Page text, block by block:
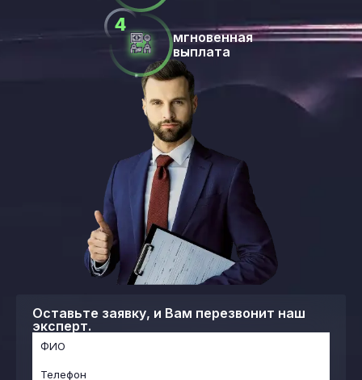
Оставьте заявку, и Вам перезвонит наш
эксперт.
мгновенная
выплата